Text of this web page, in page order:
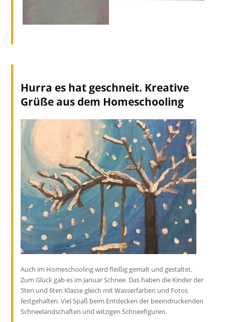
Hurra es hat geschneit. Kreative
Grüße aus dem Homeschooling
Auch im Homeschooling wird fleißig gemalt und gestaltet.
Zum Glück gab es im Januar Schnee. Das haben die Kinder der
5ten und 6ten Klasse gleich mit Wasserfarben und Fotos
festgehalten. Viel Spaß beim Entdecken der beeindruckenden
Schneelandschaften und witzigen Schneefiguren.